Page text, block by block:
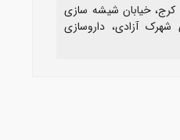
کرج، خیابان شیشه سازی
شهرک آزادی، داروسازی